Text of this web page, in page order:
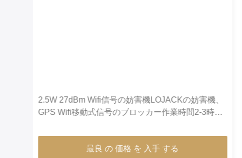
黒い貝のWifi信号の妨害機33dBm平均出力電力信号
の同時性システム
最良 の 価格 を 入手 する